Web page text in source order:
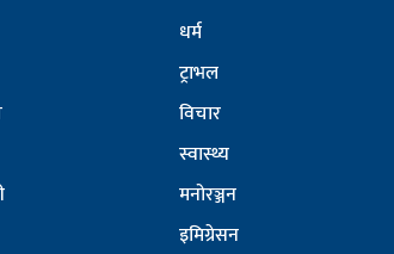
धर्म
ट्राभल
विचार
स्वास्थ्य
मनोरञ्जन
इमिग्रेसन